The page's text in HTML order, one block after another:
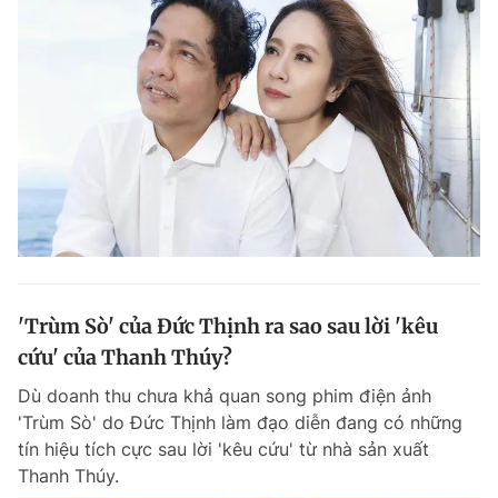
Theo dõi báo trên
0906 645 777
Liên hệ quảng cáo
0908 780 404
Đặt báo Quảng cáo RSS Tòa soạn Chính sách bảo
Phó tổng biên tập thường trực: Hải Thành
Phó tổng biên tập: Lâm Hiếu Dũng
Phó tổng biên tập: Trần Việt Hưng
Giấy phép xuất bản số 110/GP - BTTTT cấp ngày 24.3.2020
© 2003-2026 Bản quyền thuộc về Báo Thanh Niên. Cấm sao chép
dưới mọi hình thức nếu không có sự chấp thuận bằng văn bản.
Phát triển bởi ePi Technologies, JSC.
'Trùm Sò' của Đức Thịnh ra sao sau lời 'kêu
cứu' của Thanh Thúy?
Dù doanh thu chưa khả quan song phim điện ảnh
'Trùm Sò' do Đức Thịnh làm đạo diễn đang có những
tín hiệu tích cực sau lời 'kêu cứu' từ nhà sản xuất
Thanh Thúy.